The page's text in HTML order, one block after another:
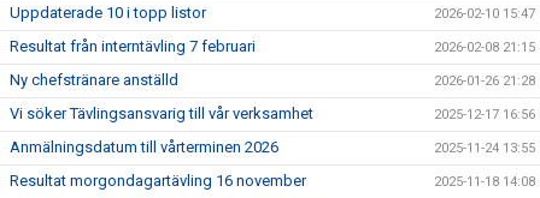
Uppdaterade 10 i topp listor 2026-02-10 15:47
Resultat från interntävling 7 februari 2026-02-08 21:15
Ny chefstränare anställd 2026-01-26 21:28
Vi söker Tävlingsansvarig till vår verksamhet 2025-12-17 16:56
Anmälningsdatum till vårterminen 2026 2025-11-24 13:55
Resultat morgondagartävling 16 november 2025-11-18 14:08